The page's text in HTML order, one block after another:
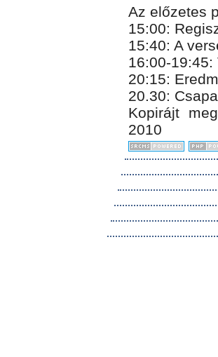
Az előzetes
15:00:
15:40: A
16:00-19:45:
20:​15​:
​20.30:
Kopirájt
2010